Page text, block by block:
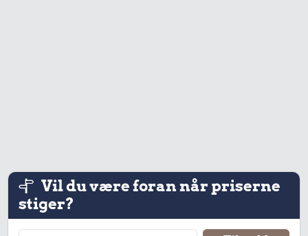
Vil du være foran når priserne
stiger?